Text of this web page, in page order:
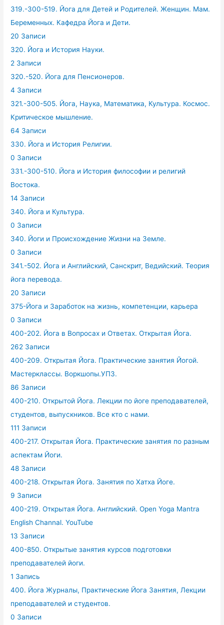
319.-300-519. Йога для Детей и Родителей. Женщин. Мам.
Беременных. Кафедра Йога и Дети.
20 Записи
320. Йога и История Науки.
2 Записи
320.-520. Йога для Пенсионеров.
4 Записи
321.-300-505. Йога, Наука, Математика, Культура. Космос.
Критическое мышление.
64 Записи
330. Йога и История Религии.
0 Записи
331.-300-510. Йога и История философии и религий
Востока.
14 Записи
340. Йога и Культура.
0 Записи
340. Йоги и Происхождение Жизни на Земле.
0 Записи
341.-502. Йога и Английский, Санскрит, Ведийский. Теория
йога перевода.
20 Записи
375-Йога и Заработок на жизнь, компетенции, карьера
0 Записи
400-202. Йога в Вопросах и Ответах. Открытая Йога.
262 Записи
400-209. Открытая Йога. Практические занятия Йогой.
Мастерклассы. Воркшопы.УПЗ.
86 Записи
400-210. Открытой Йога. Лекции по йоге преподавателей,
студентов, выпускников. Все кто с нами.
111 Записи
400-217. Открытая Йога. Практические занятия по разным
аспектам Йоги.
48 Записи
400-218. Открытая Йога. Занятия по Хатха Йоге.
9 Записи
400-219. Открытая Йога. Английский. Open Yoga Mantra
English Channal. YouTube
13 Записи
400-850. Открытые занятия курсов подготовки
преподавателей йоги.
1 Запись
400. Йога Журналы, Практические Йога Занятия, Лекции
преподавателей и студентов.
0 Записи